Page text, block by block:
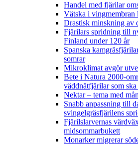
Handel med fjärilar
Vätska i
Drastisk minskning av
Fjärilars spridning till
Finland under 120 år
Spanska
somrar
Mikroklimat avgör
Bete i Natura 2000-
väddnätfjärilar som
Nektar – tema med
Snabb anpassning till
svingelgräsfjärilens
Fjärilslarvernas
midsommarbukett
Monarker migrerar